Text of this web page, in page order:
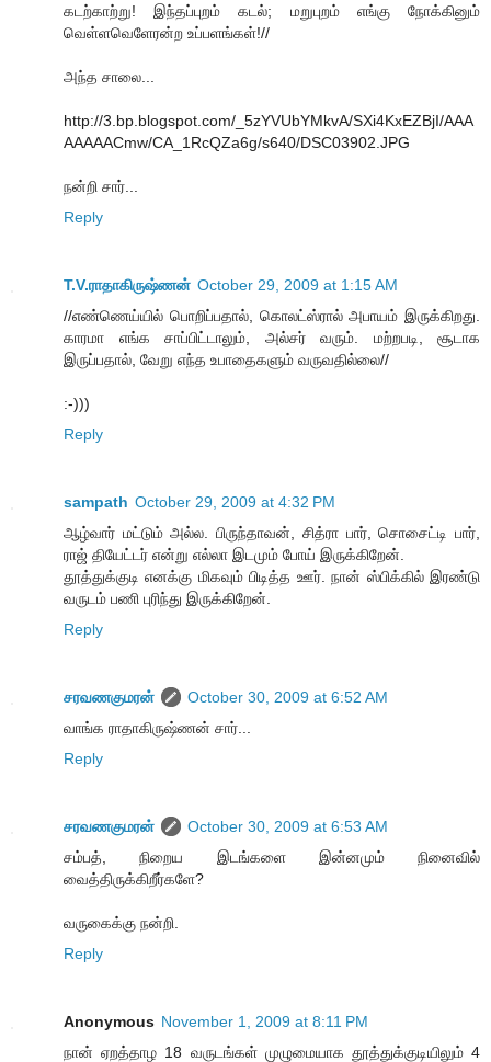
கடற்காற்று! இந்தப்புறம் கடல்; மறுபுறம் எங்கு நோக்கினும்
வெள்ளவெளேரன்ற உப்பளங்கள்!//
அந்த சாலை...
http://3.bp.blogspot.com/_5zYVUbYMkvA/SXi4KxEZBjI/AAA
AAAAACmw/CA_1RcQZa6g/s640/DSC03902.JPG
நன்றி சார்...
Reply
T.V.ராதாகிருஷ்ணன் October 29, 2009 at 1:15 AM
//எண்ணெய்யில் பொறிப்பதால், கொலட்ஸ்ரால் அபாயம் இருக்கிறது.
காரமா எங்க சாப்பிட்டாலும், அல்சர் வரும். மற்றபடி, சூடாக
இருப்பதால், வேறு எந்த உபாதைகளும் வருவதில்லை//
:-)))
Reply
sampath October 29, 2009 at 4:32 PM
ஆழ்வார் மட்டும் அல்ல. பிருந்தாவன், சித்ரா பார், சொசைட்டி பார்,
ராஜ் தியேட்டர் என்று எல்லா இடமும் போய் இருக்கிறேன்.
தூத்துக்குடி எனக்கு மிகவும் பிடித்த ஊர். நான் ஸ்பிக்கில் இரண்டு
வருடம் பணி புரிந்து இருக்கிறேன்.
Reply
சரவணகுமரன்
October 30, 2009 at 6:52 AM
வாங்க ராதாகிருஷ்ணன் சார்...
Reply
சரவணகுமரன்
October 30, 2009 at 6:53 AM
சம்பத், நிறைய இடங்களை இன்னமும் நினைவில்
வைத்திருக்கிறீர்களே?
வருகைக்கு நன்றி.
Reply
Anonymous November 1, 2009 at 8:11 PM
நான் ஏறத்தாழ 18 வருடங்கள் முழுமையாக தூத்துக்குடியிலும் 4